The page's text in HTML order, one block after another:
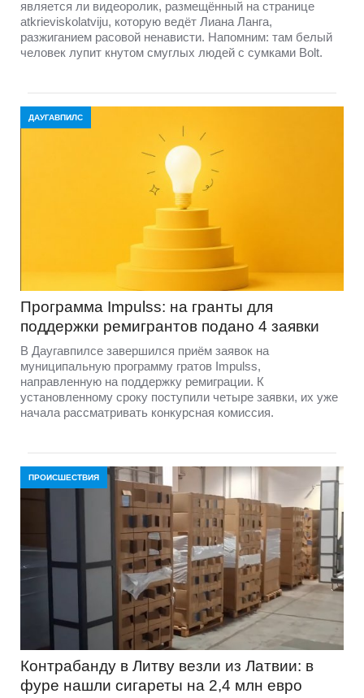
является ли видеоролик, размещённый на странице
atkrieviskolatviju, которую ведёт Лиана Ланга,
разжиганием расовой ненависти. Напомним: там белый
человек лупит кнутом смуглых людей с сумками Bolt.
ДАУГАВПИЛС
Программа Impulss: на гранты для
поддержки ремигрантов подано 4 заявки
В Даугавпилсе завершился приём заявок на
муниципальную программу гратов Impulss,
направленную на поддержку ремиграции. К
установленному сроку поступили четыре заявки, их уже
начала рассматривать конкурсная комиссия.
ПРОИСШЕСТВИЯ
Контрабанду в Литву везли из Латвии: в
фуре нашли сигареты на 2,4 млн евро